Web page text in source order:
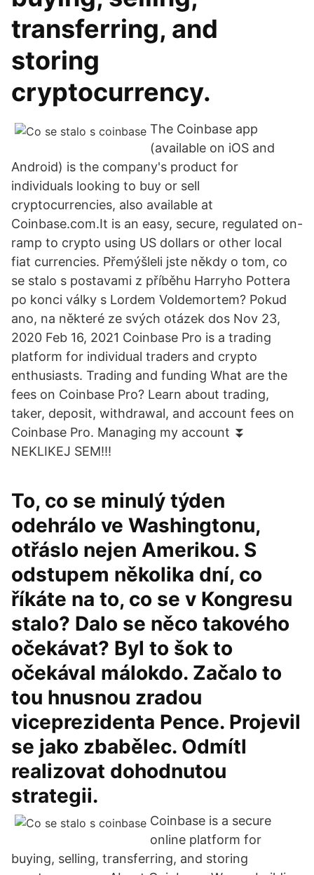
transferring, and
storing
cryptocurrency.
The Coinbase app
(available on iOS and
Android) is the company's product for
individuals looking to buy or sell
cryptocurrencies, also available at
Coinbase.com.It is an easy, secure, regulated on-
ramp to crypto using US dollars or other local
fiat currencies. Přemýšleli jste někdy o tom, co
se stalo s postavami z příběhu Harryho Pottera
po konci války s Lordem Voldemortem? Pokud
ano, na některé ze svých otázek dos Nov 23,
2020 Feb 16, 2021 Coinbase Pro is a trading
platform for individual traders and crypto
enthusiasts. Trading and funding What are the
fees on Coinbase Pro? Learn about trading,
taker, deposit, withdrawal, and account fees on
Coinbase Pro. Managing my account ⏬
NEKLIKEJ SEM!!!
To, co se minulý týden
odehrálo ve Washingtonu,
otřáslo nejen Amerikou. S
odstupem několika dní, co
říkáte na to, co se v Kongresu
stalo? Dalo se něco takového
očekávat? Byl to šok to
očekával málokdo. Začalo to
tou hnusnou zradou
viceprezidenta Pence. Projevil
se jako zbabělec. Odmítl
realizovat dohodnutou
strategii.
Coinbase is a secure
online platform for
buying, selling, transferring, and storing